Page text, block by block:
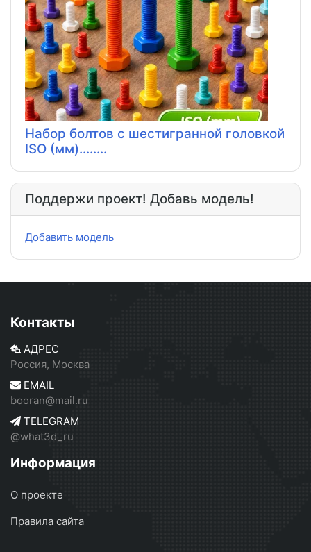
Набор болтов с шестигранной головкой
ISO (мм)........
Поддержи проект! Добавь модель!
Добавить модель
Контакты
АДРЕС
Россия, Москва
EMAIL
booran@mail.ru
TELEGRAM
@what3d_ru
Информация
О проекте
Правила сайта